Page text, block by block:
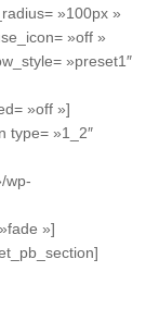
»100px »
»off »
»preset1″
»off »]
type= »1_2″
wp-
»]